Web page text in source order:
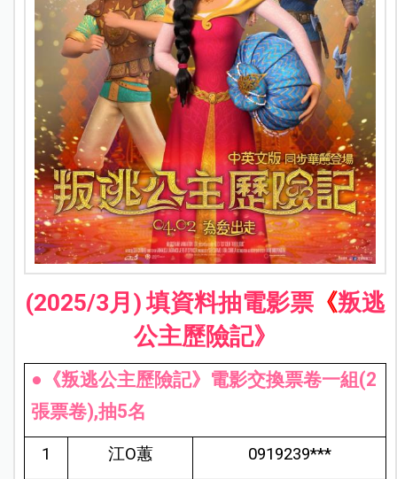
(2025/3月)填資料抽電影票 《叛逃
公主歷險記》
●《叛逃公主歷險記》電影交換票卷一組(2
張票卷),抽5名
1 江O蕙 0919239***